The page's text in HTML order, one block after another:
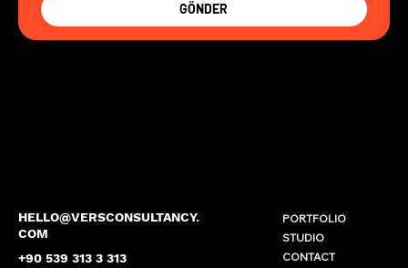
HELLO@VERSCONSULTANCY.
COM
+90 539 313 3 313
PORTFOLIO
STUDIO
CONTACT
GÖNDER